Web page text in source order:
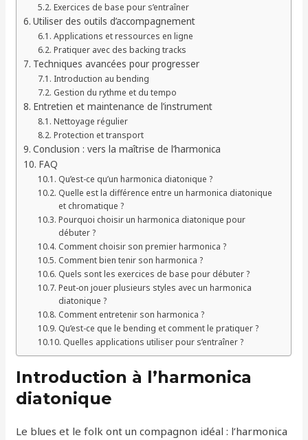
Exercices de base pour s’entraîner
Utiliser des outils d’accompagnement
Applications et ressources en ligne
Pratiquer avec des backing tracks
Techniques avancées pour progresser
Introduction au bending
Gestion du rythme et du tempo
Entretien et maintenance de l’instrument
Nettoyage régulier
Protection et transport
Conclusion : vers la maîtrise de l’harmonica
FAQ
Qu’est-ce qu’un harmonica diatonique ?
Quelle est la différence entre un harmonica diatonique
et chromatique ?
Pourquoi choisir un harmonica diatonique pour
débuter ?
Comment choisir son premier harmonica ?
Comment bien tenir son harmonica ?
Quels sont les exercices de base pour débuter ?
Peut-on jouer plusieurs styles avec un harmonica
diatonique ?
Comment entretenir son harmonica ?
Qu’est-ce que le bending et comment le pratiquer ?
Quelles applications utiliser pour s’entraîner ?
Introduction à l’harmonica
diatonique
Le blues et le folk ont un compagnon idéal : l’harmonica